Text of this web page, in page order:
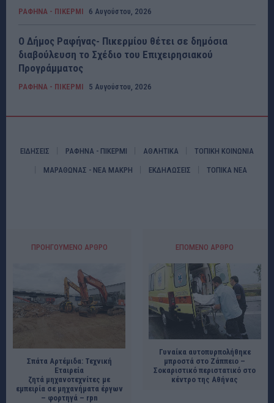
ΡΑΦΗΝΑ - ΠΙΚΕΡΜΙ 6 Αυγούστου, 2026
Ο Δήμος Ραφήνας- Πικερμίου θέτει σε δημόσια
διαβούλευση το Σχέδιο του Επιχειρησιακού
Προγράμματος
ΡΑΦΗΝΑ - ΠΙΚΕΡΜΙ 5 Αυγούστου, 2026
ΕΙΔΗΣΕΙΣ ΡΑΦΗΝΑ - ΠΙΚΕΡΜΙ ΑΘΛΗΤΙΚΑ ΤΟΠΙΚΗ ΚΟΙΝΩΝΙΑ
ΜΑΡΑΘΩΝΑΣ - ΝΕΑ ΜΑΚΡΗ ΕΚΔΗΛΩΣΕΙΣ ΤΟΠΙΚΑ ΝΕΑ
ΠΡΟΗΓΟΎΜΕΝΟ ΆΡΘΡΟ
Σπάτα Αρτέμιδα: Τεχνική
Εταιρεία
ζητά μηχανοτεχνίτες με
εμπειρία σε μηχανήματα έργων
– φορτηγά – rpn
ΕΠΌΜΕΝΟ ΆΡΘΡΟ
Γυναίκα αυτοπυρπολήθηκε
μπροστά στο Ζάππειο –
Σοκαριστικό περιστατικό στο
κέντρο της Αθήνας